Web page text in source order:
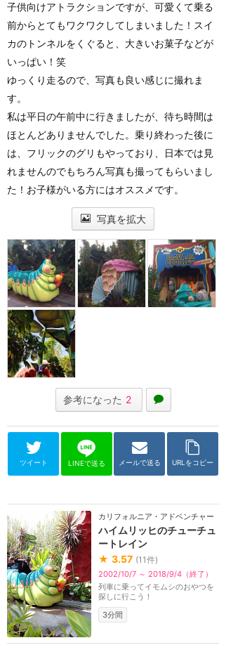
子供向けアトラクションですが、可愛くて乗る
前からとてもワクワクしてしまいました！スイ
カのトンネルをくぐると、大きいお菓子などが
いっぱい！笑
ゆっくり走るので、写真も良い感じに撮れま
す。
私は平日の午前中に行きましたが、待ち時間は
ほとんどありませんでした。乗り終わった後に
は、フリックのグリもやっており、日本では見
れませんのでもちろん写真も撮ってもらいまし
た！お子様がいる方にはオススメです。
写真を拡大
参考になった 2
ツイート LINEで送る メールで送る URLをコピー
カリフォルニア・アドベンチャー
ハイムリッヒのチューチュ
ートレイン
★ 3.57 (11件)
2002/10/7 ～ 2018/9/4（終了）
列車に乗ってイモムシのおやつを
探しに行こう！
3分間